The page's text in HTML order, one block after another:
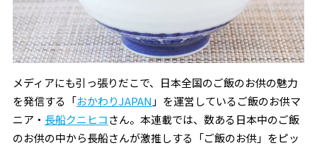
メディアにも引っ張りだこで、日本全国のご飯のお供の魅力
を発信する「おかわりJAPAN 」を運営しているご飯のお供マ
ニア・ 長船クニヒコさん。本連載では、数ある日本中のご飯
のお供の中から長船さんが激推しする「ご飯のお供」をピッ